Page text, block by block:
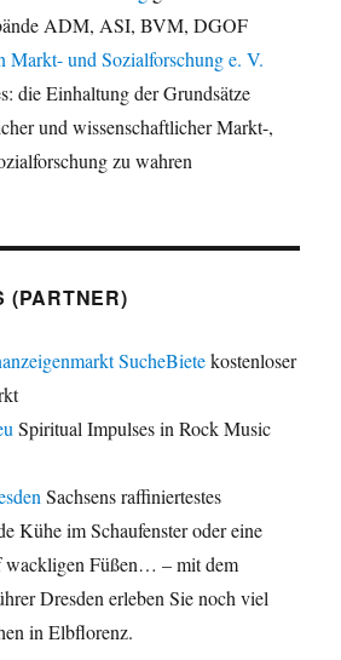
ADM, ASI, BVM, DGOF
Markt- und Sozialforschung e. V.
die Einhaltung der Grundsätze
und wissenschaftlicher Markt-,
zu wahren
(PARTNER)
SucheBietekostenloser
Spiritual Impulses in Rock Music
Sachsens raffiniertestes
Kühe im Schaufenster oder eine
wackligen Füßen… – mit dem
Dresden erleben Sie noch viel
in Elbflorenz.